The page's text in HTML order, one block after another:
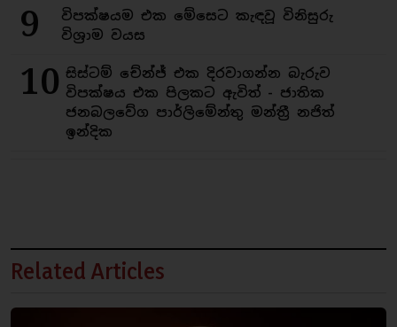
9
විපක්ෂයම එක මේසෙට කැඳවූ විනිසුරු
විශ්‍රාම වයස
10 සිස්ටම් චේන්ජ් එක දිරවාගන්න බැරුව
විපක්ෂය එක පිලකට ඇවිත් - ජාතික
ජනබලවේග පාර්ලිමේන්තු මන්ත්‍රී නජිත්
ඉන්දික
Related Articles